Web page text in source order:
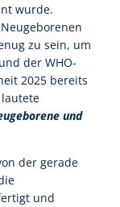
wurde.
zu sein, um
der WHO-
2025 bereits
und
der gerade
und